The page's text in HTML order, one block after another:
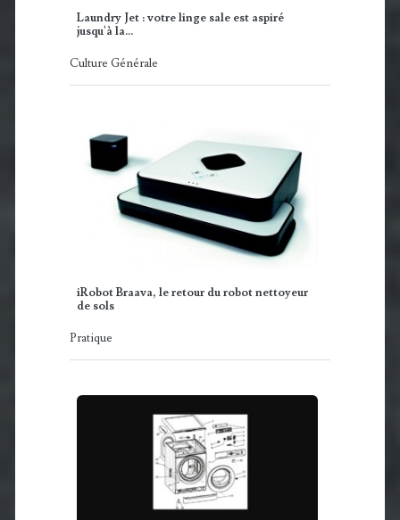
Laundry Jet : votre linge sale est aspiré
jusqu'à la…
Culture Générale
iRobot Braava, le retour du robot nettoyeur
de sols
Pratique